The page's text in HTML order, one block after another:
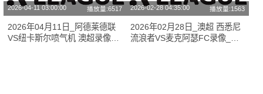
2026-04-11 03:00:00 播放量:6517
2026年04月11日_阿德莱德联
VS纽卡斯尔喷气机 澳超录像_
2026-02-28 04:35:00 播放量:1563
2026年02月28日_澳超 西悉尼
流浪者VS麦克阿瑟FC录像_高